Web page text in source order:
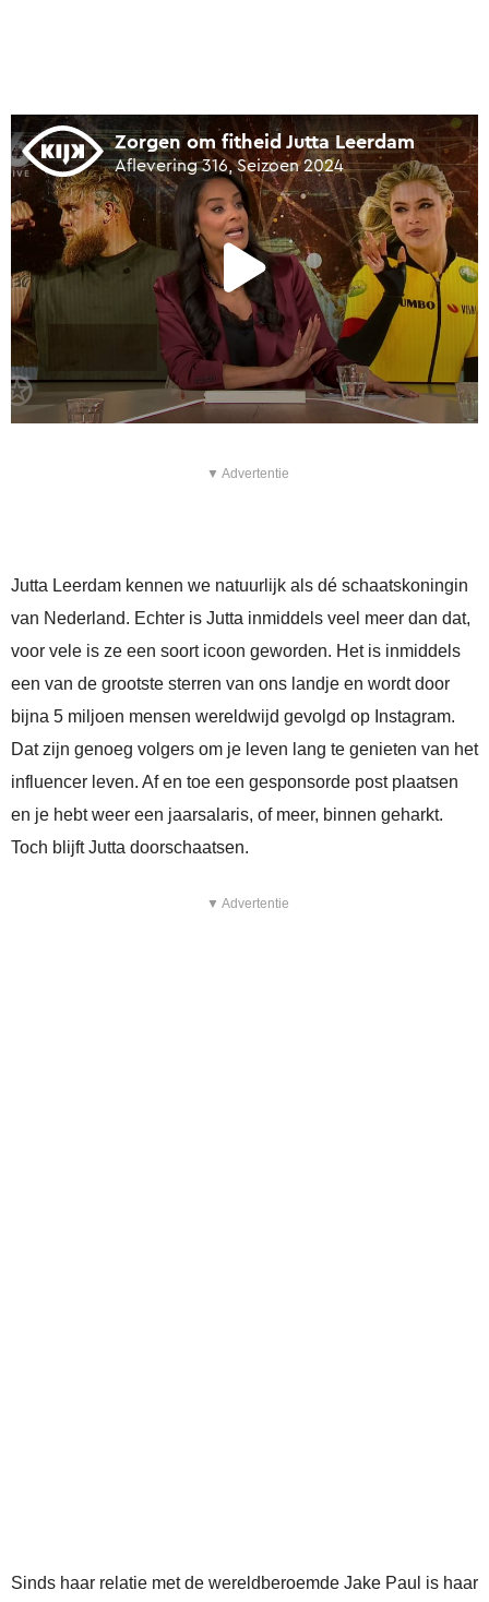
▼ Advertentie
Jutta Leerdam kennen we natuurlijk als dé schaatskoningin
van Nederland. Echter is Jutta inmiddels veel meer dan dat,
voor vele is ze een soort icoon geworden. Het is inmiddels
een van de grootste sterren van ons landje en wordt door
bijna 5 miljoen mensen wereldwijd gevolgd op Instagram.
Dat zijn genoeg volgers om je leven lang te genieten van het
influencer leven. Af en toe een gesponsorde post plaatsen
en je hebt weer een jaarsalaris, of meer, binnen geharkt.
Toch blijft Jutta doorschaatsen.
▼ Advertentie
Sinds haar relatie met de wereldberoemde Jake Paul is haar